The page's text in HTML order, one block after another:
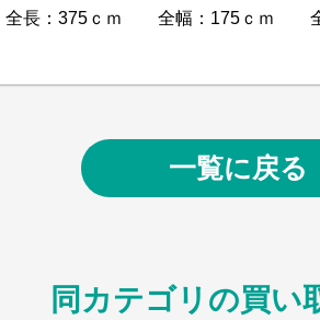
全長：375ｃｍ 全幅：175ｃｍ 全
一覧に戻る
同カテゴリの買い